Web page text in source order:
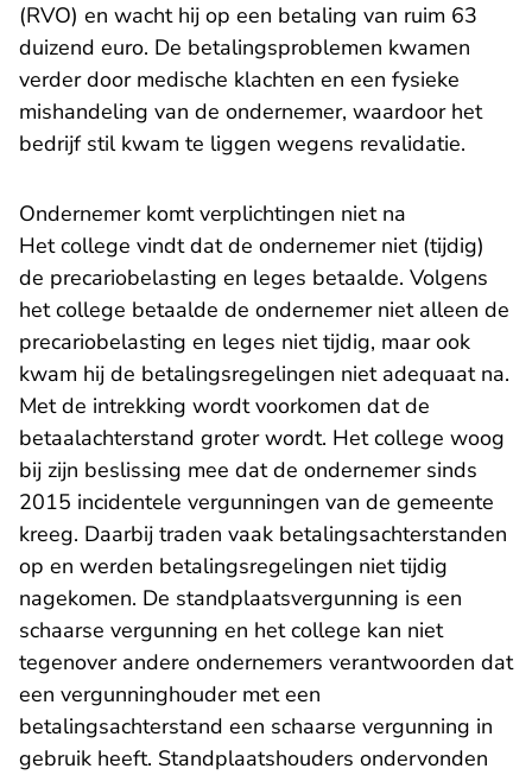
(RVO) en wacht hij op een betaling van ruim 63
duizend euro. De betalingsproblemen kwamen
verder door medische klachten en een fysieke
mishandeling van de ondernemer, waardoor het
bedrijf stil kwam te liggen wegens revalidatie.
Ondernemer komt verplichtingen niet na
Het college vindt dat de ondernemer niet (tijdig)
de precariobelasting en leges betaalde. Volgens
het college betaalde de ondernemer niet alleen de
precariobelasting en leges niet tijdig, maar ook
kwam hij de betalingsregelingen niet adequaat na.
Met de intrekking wordt voorkomen dat de
betaalachterstand groter wordt. Het college woog
bij zijn beslissing mee dat de ondernemer sinds
2015 incidentele vergunningen van de gemeente
kreeg. Daarbij traden vaak betalingsachterstanden
op en werden betalingsregelingen niet tijdig
nagekomen. De standplaatsvergunning is een
schaarse vergunning en het college kan niet
tegenover andere ondernemers verantwoorden dat
een vergunninghouder met een
betalingsachterstand een schaarse vergunning in
gebruik heeft. Standplaatshouders ondervonden